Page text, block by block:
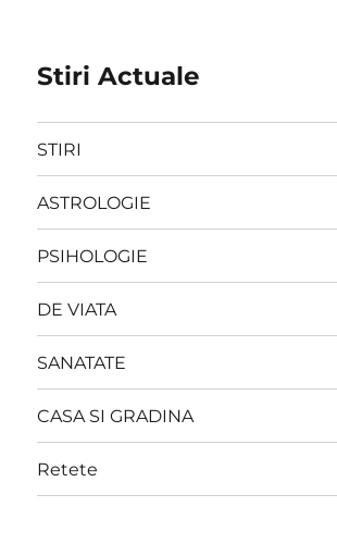
Stiri Actuale
STIRI
ASTROLOGIE
PSIHOLOGIE
DE VIATA
SANATATE
CASA SI GRADINA
Retete